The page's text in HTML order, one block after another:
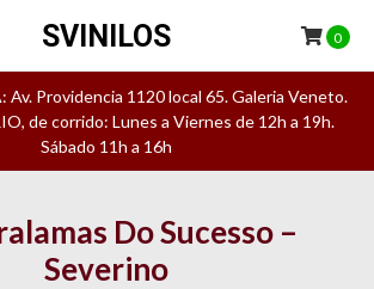
Av. Providencia 1120 local 65. Galeria Veneto.
de corrido: Lunes a Viernes de 12h a 19h.
Sábado 11h a 16h
SVINILOS 0
Do Sucesso –
Severino